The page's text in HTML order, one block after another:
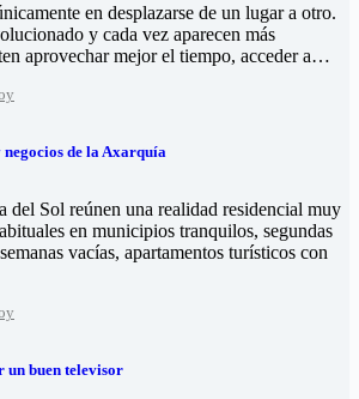
en desplazarse de un lugar a otro.
y cada vez aparecen más
aprovechar mejor el tiempo, acceder a…
de la Axarquía
del Sol reúnen una realidad residencial muy
en municipios tranquilos, segundas
vacías, apartamentos turísticos con
un buen televisor